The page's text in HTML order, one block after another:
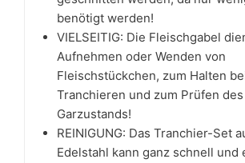
benötigt werden!
VIELSEITIG: Die Fleischgabel
Aufnehmen oder Wenden von
Fleischstückchen, zum Halten
Tranchieren und zum Prüfen des
Garzustands!
REINIGUNG: Das Tranchier-Set
Edelstahl kann ganz schnell und